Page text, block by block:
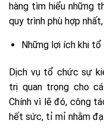
hàng tìm hiểu những
quy trình phù hợp
Những lợi ích khi
Dịch vụ tổ chức sự
trị quan trọng cho
Chính vì lẽ đó, công
hết sức, tỉ mỉ nhằm